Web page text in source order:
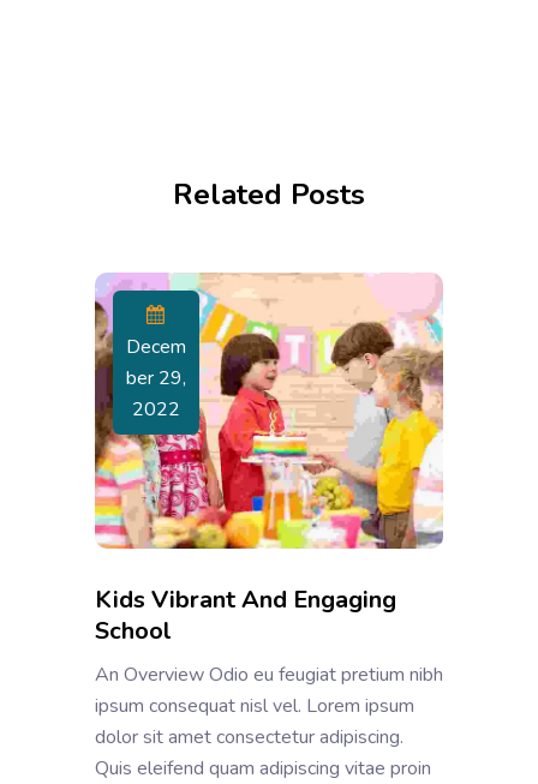
Related Posts
Decem
Ber 29,
2022
Kids Vibrant And Engaging
School
An Overview Odio eu feugiat pretium nibh
ipsum consequat nisl vel. Lorem ipsum
dolor sit amet consectetur adipiscing.
Quis eleifend quam adipiscing vitae proin